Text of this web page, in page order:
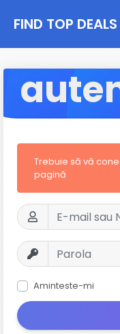
FIND TOP DEALS
Trebuie să vă
pagină
Aminteste-mi